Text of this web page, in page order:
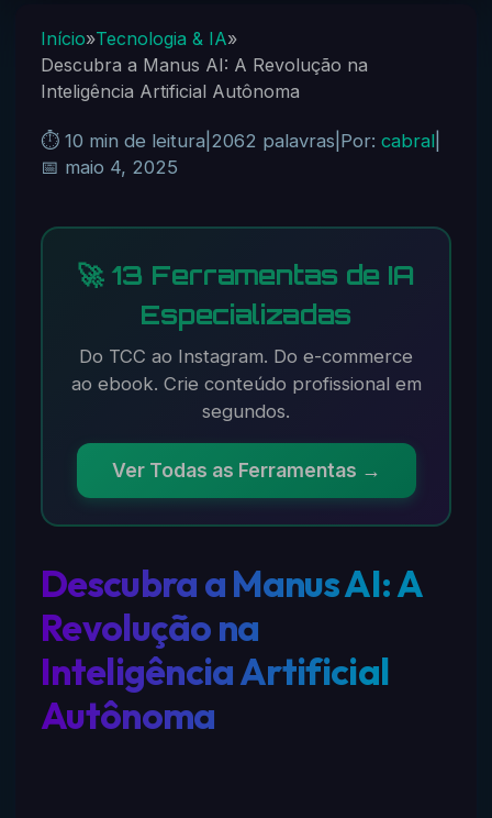
Início»Tecnologia & IA»
Descubra a Manus AI: A Revolução na
Inteligência Artificial Autônoma
⏱️ 10 min de leitura 2062 palavras Por: cabral|
📅 maio 4, 2025
🚀 13 Ferramentas de IA
Especializadas
Do TCC ao Instagram. Do e-commerce
ao ebook. Crie conteúdo profissional em
segundos.
Ver Todas as Ferramentas →
Descubra a Manus AI: A
Revolução na
Inteligência Artificial
Autônoma